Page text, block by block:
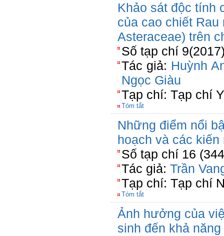
Khảo sát độc tính
của cao chiết Rau
Asteraceae) trên
Số tạp chí
Tác giả: Huỳnh
Ngọc Giàu
Tạp chí: Tạp chí
Tóm tắt
Những điểm nổi
hoạch và các kiến
Số tạp chí 16
Tác giả: Trần
Tạp chí: Tạp chí
Tóm tắt
Ảnh hưởng của
sinh đến khả